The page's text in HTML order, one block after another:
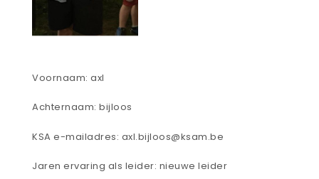
Voornaam: axl
Achternaam: bijloos
KSA e-mailadres: axl.bijloos@ksam.be
Jaren ervaring als leider: nieuwe leider